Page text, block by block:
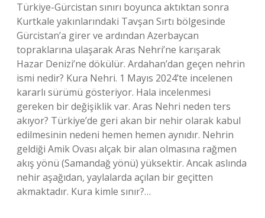
Türkiye-Gürcistan sınırı boyunca aktıktan sonra
Kurtkale yakınlarındaki Tavşan Sırtı bölgesinde
Gürcistan’a girer ve ardından Azerbaycan
topraklarına ulaşarak Aras Nehri’ne karışarak
Hazar Denizi’ne dökülür. Ardahan’dan geçen nehrin
ismi nedir? Kura Nehri. 1 Mayıs 2024’te incelenen
kararlı sürümü gösteriyor. Hala incelenmesi
gereken bir değişiklik var. Aras Nehri neden ters
akıyor? Türkiye’de geri akan bir nehir olarak kabul
edilmesinin nedeni hemen hemen aynıdır. Nehrin
geldiği Amik Ovası alçak bir alan olmasına rağmen
akış yönü (Samandağ yönü) yüksektir. Ancak aslında
nehir aşağıdan, yaylalarda açılan bir geçitten
akmaktadır. Kura kimle sınır?…